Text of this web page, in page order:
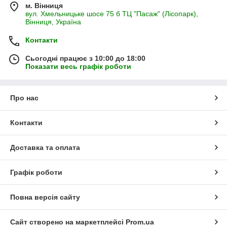
м. Вінниця
вул. Хмельницьке шосе 75 б ТЦ "Пасаж" (Лісопарк),
Вінниця, Україна
Контакти
Сьогодні працює з 10:00 до 18:00
Показати весь графік роботи
Про нас
Контакти
Доставка та оплата
Графік роботи
Повна версія сайту
Сайт створено на маркетплейсі Prom.ua